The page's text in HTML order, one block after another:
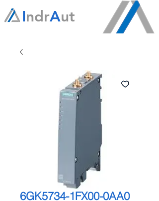
IndrAut
6GK5734-1FX00-0AA0